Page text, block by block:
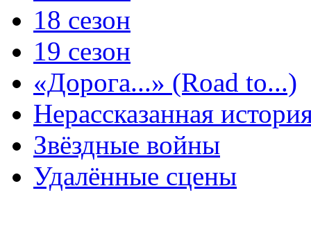
18 сезон
19 сезон
«Дорога...» (Road to...)
Нерассказанная
Звёздные войны
Удалённые сцены